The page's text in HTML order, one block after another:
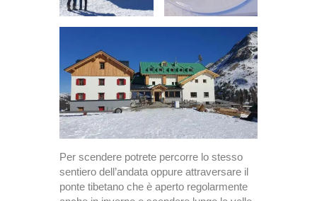
Per scendere potrete percorre lo stesso
sentiero dell’andata oppure attraversare il
ponte tibetano che è aperto regolarmente